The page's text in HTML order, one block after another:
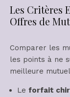
Les Critères
Offres de
Comparer les
les points à ne
meilleure
Le forfait